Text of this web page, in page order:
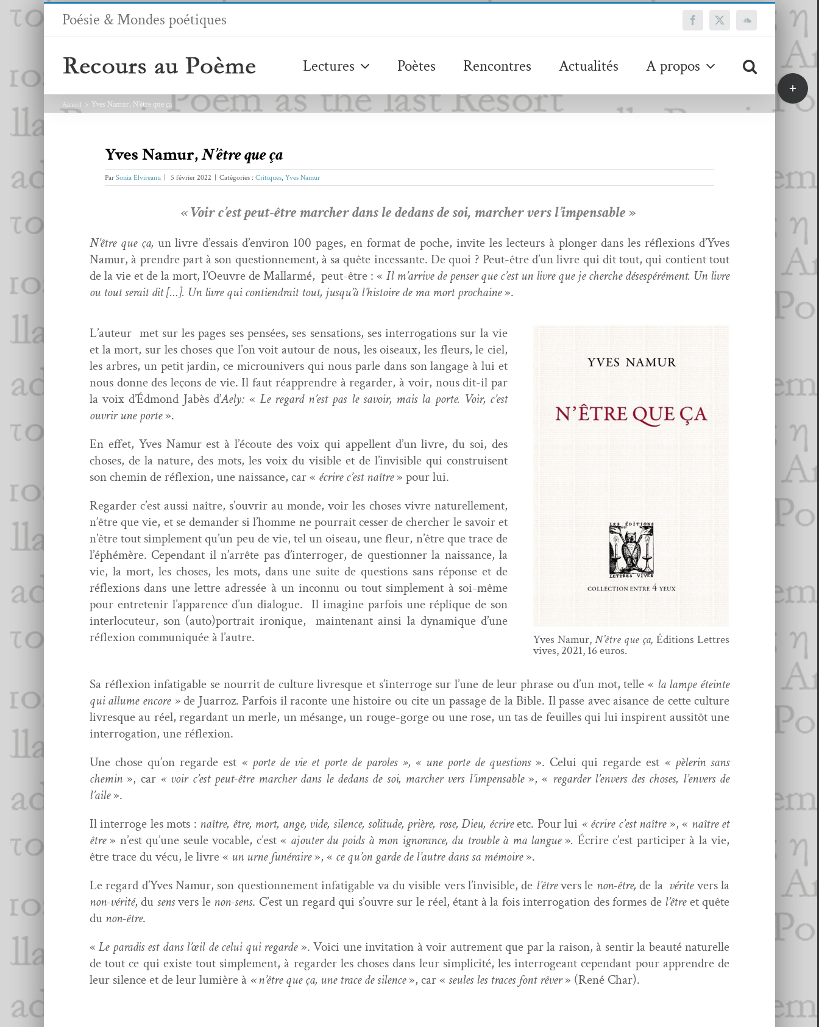
Passer
Poésie & Mondes poétiques Facebook
X SoundCloud
Lectures Poètes Rencontres Actualités A propos
Accueil Yves Namur, N’être que ça
Yves Namur,N’être que ça
ParSonia Elvireanu 5 février 2022 Catégories : Critiques, Yves Namur
« Voir c’est peut-être marcher dans le dedans de soi, marcher vers l’impensable»
N’être que ça, un livre d’essais d’environ 100 pages, en for­mat de poche, invite les lecteurs à plonger dans les réflex­ions d’Yves
Namur, à pren­dre part à son ques­tion­nement, à sa quête inces­sante. De quoi ? Peut-être d’un livre qui dit tout, qui con­tient tout
de la vie et de la mort, l’Oeuvre de Mal­lar­mé, peut-être : « Il m’arrive de penser que c’est un livre que je cherche dés­espéré­ment. Un livre
ou tout serait dit […]. Un livre qui con­tiendrait tout, jusqu’à l’histoire de ma mort prochaine».
L’auteur met sur les pages ses pen­sées, ses sen­sa­tions, ses inter­ro­ga­tions sur la vie
et la mort, sur les choses que l’on voit autour de nous, les oiseaux, les fleurs, le ciel,
les arbres, un petit jardin, ce microunivers qui nous par­le dans son lan­gage à lui et
nous donne des leçons de vie. Il faut réap­pren­dre à regarder, à voir, nous dit-il par
la voix d’Édmond Jabès d’Aely: « Le regard n’est pas le savoir, mais la porte. Voir, c’est
ouvrir une porte».
En effet, Yves Namur est à l’écoute des voix qui appel­lent d’un livre, du soi, des
choses, de la nature, des mots, les voix du vis­i­ble et de l’invisible qui con­stru­isent
son chemin de réflex­ion, une nais­sance, car « écrire c’est naître» pour lui.
Regarder c’est aus­si naître, s’ouvrir au monde, voir les choses vivre naturelle­ment,
n’être que vie, et se deman­der si l’homme ne pour­rait cess­er de chercher le savoir et
n’être tout sim­ple­ment qu’un peu de vie, tel un oiseau, une fleur, n’être que trace de
l’éphémère. Cepen­dant il n’arrête pas d’interroger, de ques­tion­ner la nais­sance, la
vie, la mort, les choses, les mots, dans une suite de ques­tions sans réponse et de
réflex­ions dans une let­tre adressée à un incon­nu ou tout sim­ple­ment à soi-même
pour entretenir l’apparence d’un dia­logue. Il imag­ine par­fois une réplique de son
inter­locu­teur, son (auto)portrait ironique, main­tenant ain­si la dynamique d’une
réflex­ion com­mu­niquée à l’autre.
Yves Namur, N’être que ça,Édi­tions Let­tres
vives, 2021, 16 euros.
Sa réflex­ion infati­ga­ble se nour­rit de cul­ture livresque et s’in­ter­roge sur l’une de leur phrase ou d’un mot, telle « la lampe éteinte
qui allume encore »de Juar­roz. Par­fois il racon­te une his­toire ou cite un pas­sage de la Bible. Il passe avec aisance de cette cul­ture
livresque au réel, regar­dant un mer­le, un mésange, un rouge-gorge ou une rose, un tas de feuilles qui lui inspirent aus­sitôt une
inter­ro­ga­tion, une réflexion.
Une chose qu’on regarde est « porte de vie et porte de paroles », « une porte de ques­tions». Celui qui regarde est « pèlerin sans
chemin», car « voir c’est peut-être marcher dans le dedans de soi, marcher vers l’impensable», « regarder l’envers des choses, l’envers de
l’aile».
Il inter­roge les mots : naître, être, mort, ange, vide, silence, soli­tude, prière, rose, Dieu, écrireetc. Pour lui « écrire c’est naître», « naître et
être» n’est qu’une seule voca­ble, c’est « ajouter du poids à mon igno­rance, du trou­ble à ma langue». Écrire c’est par­ticiper à la vie,
être trace du vécu, le livre « un urne funéraire», « ce qu’on garde de l’autre dans sa mémoire».
Le regard d’Yves Namur, son ques­tion­nement infati­ga­ble va du vis­i­ble vers l’invisible, de l’êtrevers le non-être,de la véritevers la
non-vérité, du sensvers le non-sens. C’est un regard qui s’ouvre sur le réel, étant à la fois inter­ro­ga­tion des formes de l’êtreet quête
du non-être.
«Le par­adis est dans l’œil de celui qui regarde». Voici une invi­ta­tion à voir autrement que par la rai­son, à sen­tir la beauté naturelle
de tout ce qui existe tout sim­ple­ment, à regarder les choses dans leur sim­plic­ité, les inter­ro­geant cepen­dant pour appren­dre de
leur silence et de leur lumière à «n’être que ça, une trace de silence», car « seules les traces font rêver» (René Char).
Bascule
de
la
barre